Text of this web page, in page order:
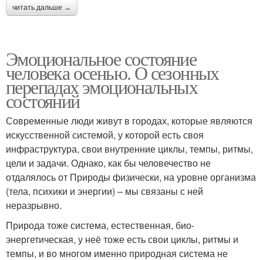
читать дальше →
Эмоциональное состояние
человека осенью. О сезонных
перепадах эмоциональных
состояний
Современные люди живут в городах, которые являются
искусственной системой, у которой есть своя
инфраструктура, свои внутренние циклы, темпы, ритмы,
цели и задачи. Однако, как бы человечество не
отдалялось от Природы физически, на уровне организма
(тела, психики и энергии) – мы связаны с ней
неразрывно.
Природа тоже система, естественная, био-
энергетическая, у неё тоже есть свои циклы, ритмы и
темпы, и во многом именно природная система не